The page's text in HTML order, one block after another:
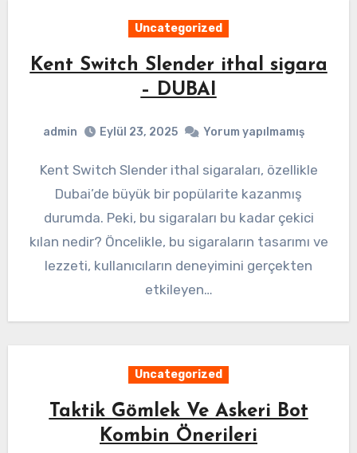
Uncategorized
Kent Switch Slender ithal sigara
– DUBAI
admin Eylül 23, 2025 Yorum yapılmamış
Kent Switch Slender ithal sigaraları, özellikle
Dubai’de büyük bir popülarite kazanmış
durumda. Peki, bu sigaraları bu kadar çekici
kılan nedir? Öncelikle, bu sigaraların tasarımı ve
lezzeti, kullanıcıların deneyimini gerçekten
etkileyen…
Uncategorized
Taktik Gömlek Ve Askeri Bot
Kombin Önerileri